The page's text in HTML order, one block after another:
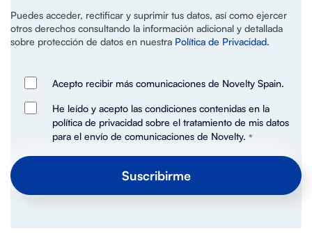
Puedes acceder, rectificar y suprimir tus datos, así como ejercer
otros derechos consultando la información adicional y detallada
sobre protección de datos en nuestra Política de Privacidad.
Acepto recibir más comunicaciones de Novelty Spain.
He leído y acepto las condiciones contenidas en la
política de privacidad sobre el tratamiento de mis datos
para el envío de comunicaciones de Novelty. *